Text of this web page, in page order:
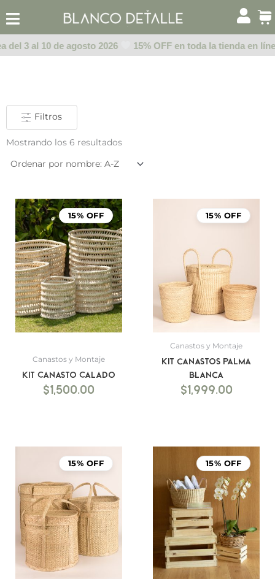
al
contenido
del 3 al 10 de agosto 2026 15% OFF en toda la tienda en
Filtros
Mostrando los 6 resultados
15% OFF
Canastos y Montaje
Kit Canasto Calado
$1,500.00
15% OFF
Canastos y Montaje
Kit canastos palma
blanca
$1,999.00
15% OFF 15% OFF